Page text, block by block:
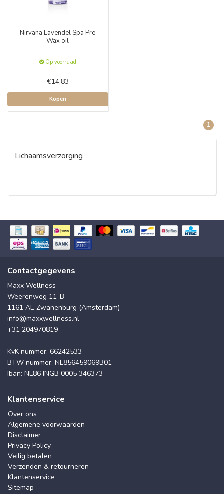
Nirvana Lavendel Spa Pre
Wax oil
Op voorraad
€14,83
Kopen
1
Lichaamsverzorging
Contactgegevens
Maxx Wellness
Weerenweg 11-B
1161 AE Zwanenburg (Amsterdam)
info@maxxwellness.nl
+31 204970819
KvK nummer: 66242533
BTW nummer: NL856459069B01
Iban: NL86 INGB 0005 346373
Klantenservice
Over ons
Algemene voorwaarden
Disclaimer
Privacy Policy
Veilig betalen
Verzenden & retourneren
Klantenservice
Sitemap